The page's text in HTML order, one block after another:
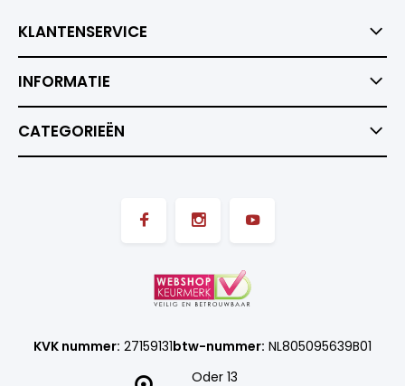
KLANTENSERVICE
INFORMATIE
CATEGORIEËN
Oder 13
KVK nummer: 27159131btw-nummer: NL805095639B01